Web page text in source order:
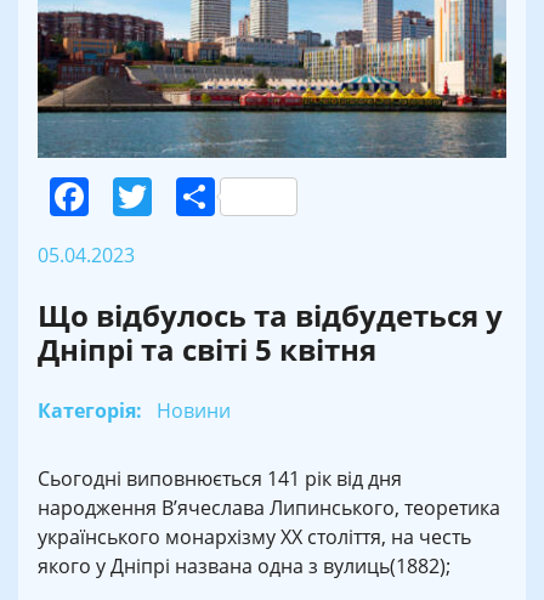
Facebook
Twitter
Поділитися
05.04.2023
Що відбулось та відбудеться у
Дніпрі та світі 5 квітня
Категорія: Новини
Сьогодні виповнюється 141 рік від дня
народження В’ячеслава Липинського, теоретика
українського монархізму XX століття, на честь
якого у Дніпрі названа одна з вулиць(1882);